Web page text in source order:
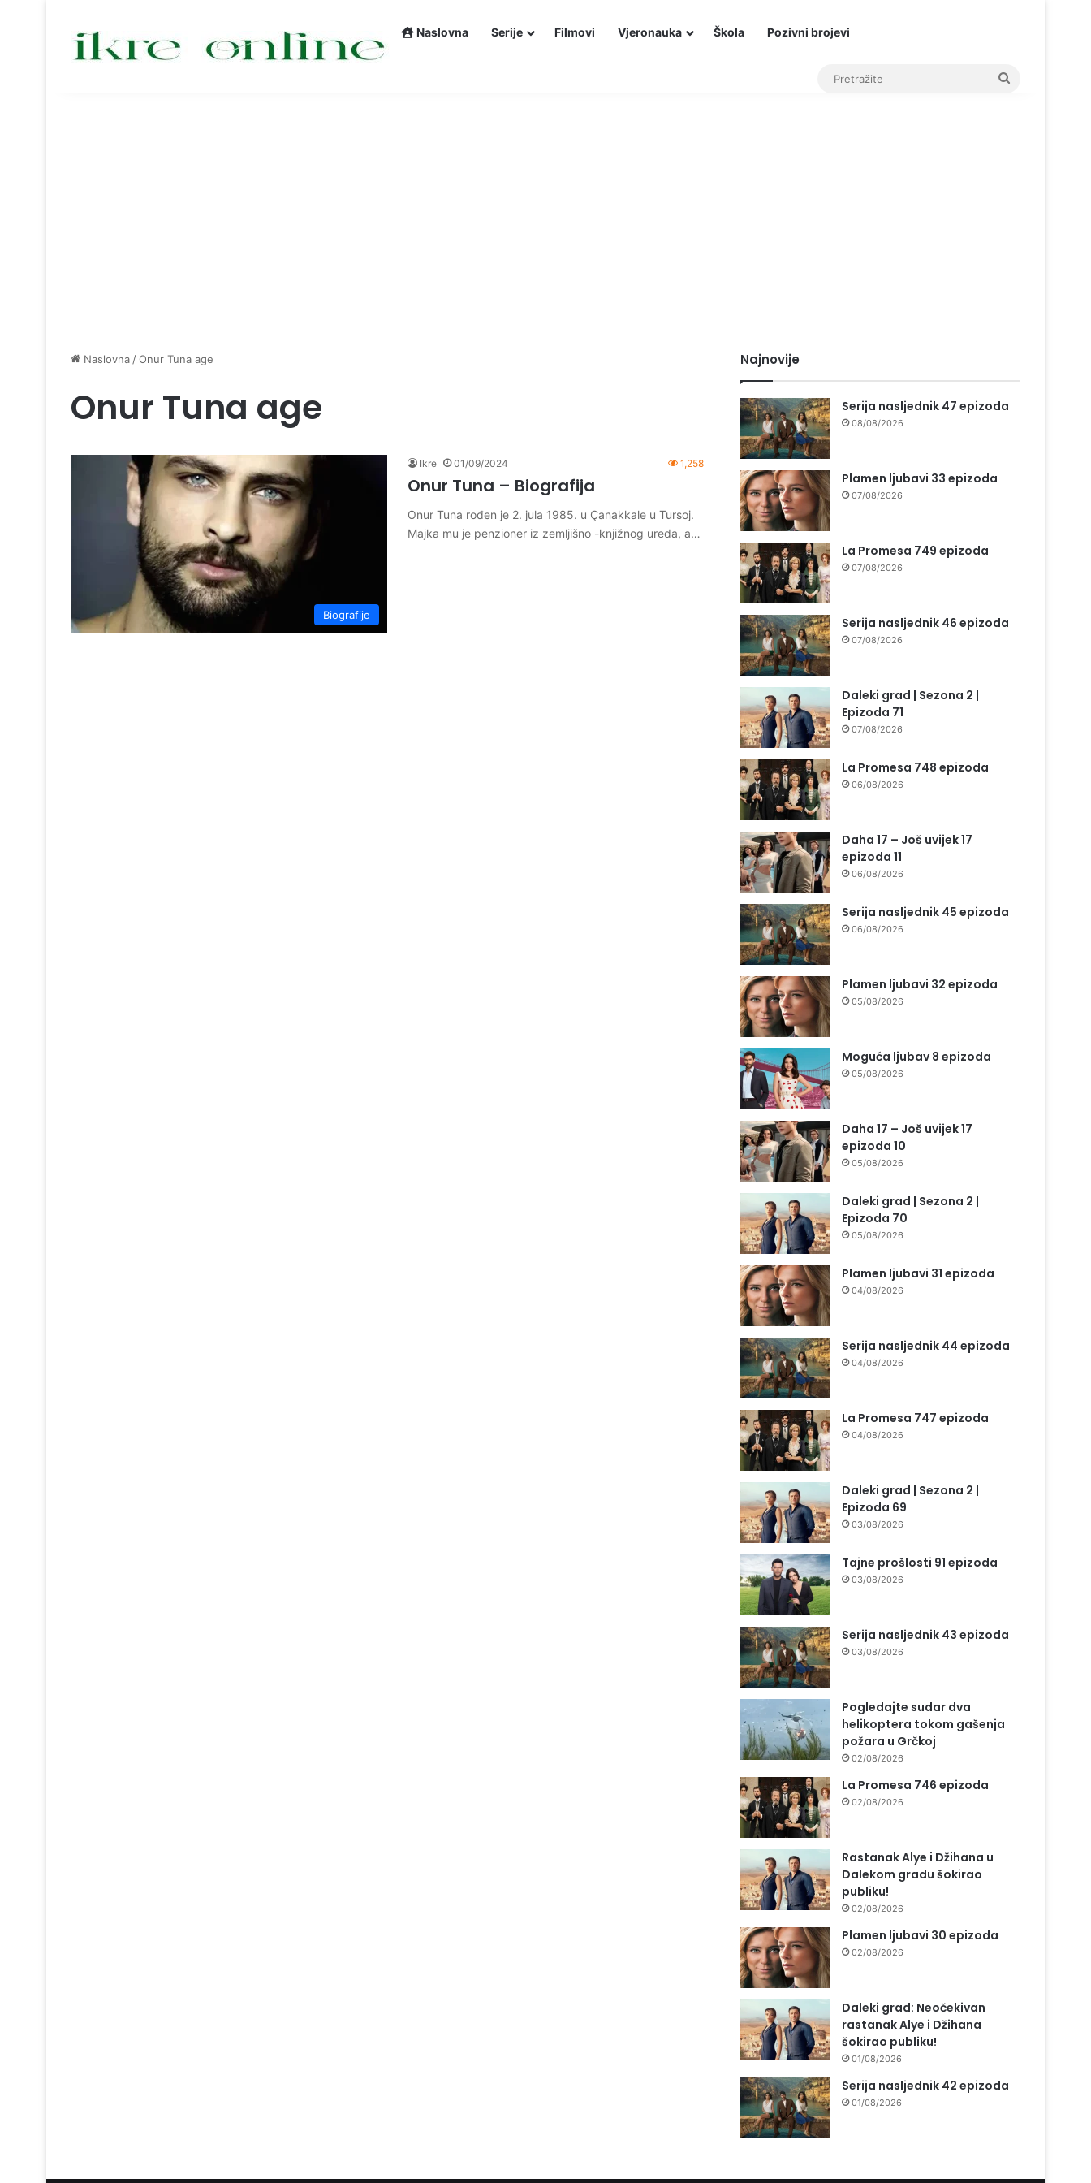
Naslovna Serije Filmovi Vjeronauka Škola Pozivni brojevi
Naslovna /Onur Tuna age
Onur Tuna age
Biografije
Ikre 01/09/2024 1,258
Onur Tuna – Biografija
Onur Tuna rođen je 2. jula 1985. u Çanakkale u Tursoj.
Majka mu je penzioner iz zemljišno -knjižnog ureda, a…
Najnovije
Serija nasljednik 47 epizoda
08/08/2026
Plamen ljubavi 33 epizoda
07/08/2026
La Promesa 749 epizoda
07/08/2026
Serija nasljednik 46 epizoda
07/08/2026
Daleki grad | Sezona 2 |
Epizoda 71
07/08/2026
La Promesa 748 epizoda
06/08/2026
Daha 17 – Još uvijek 17
epizoda 11
06/08/2026
Serija nasljednik 45 epizoda
06/08/2026
Plamen ljubavi 32 epizoda
05/08/2026
Moguća ljubav 8 epizoda
05/08/2026
Daha 17 – Još uvijek 17
epizoda 10
05/08/2026
Daleki grad | Sezona 2 |
Epizoda 70
05/08/2026
Plamen ljubavi 31 epizoda
04/08/2026
Serija nasljednik 44 epizoda
04/08/2026
La Promesa 747 epizoda
04/08/2026
Daleki grad | Sezona 2 |
Epizoda 69
03/08/2026
Tajne prošlosti 91 epizoda
03/08/2026
Serija nasljednik 43 epizoda
03/08/2026
Pogledajte sudar dva
helikoptera tokom gašenja
požara u Grčkoj
02/08/2026
La Promesa 746 epizoda
02/08/2026
Rastanak Alye i Džihana u
Dalekom gradu šokirao
publiku!
02/08/2026
Plamen ljubavi 30 epizoda
02/08/2026
Daleki grad: Neočekivan
rastanak Alye i Džihana
šokirao publiku!
01/08/2026
Serija nasljednik 42 epizoda
01/08/2026